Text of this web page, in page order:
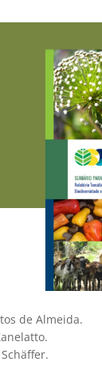
de Almeida.